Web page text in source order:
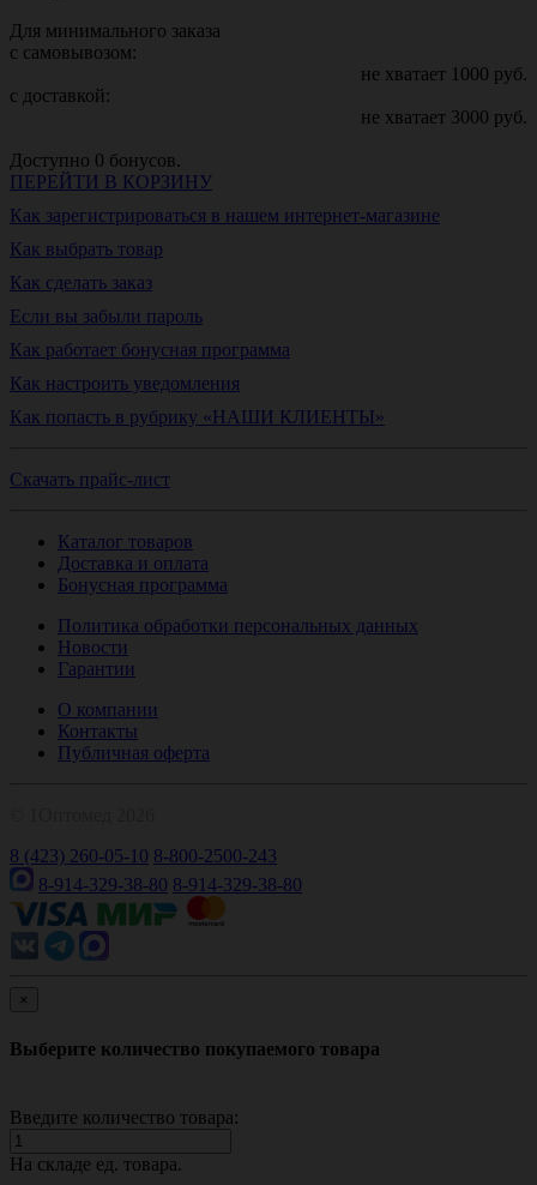
Для минимального заказа
с самовывозом:
не хватает 1000 руб.
с доставкой:
не хватает 3000 руб.
Доступно 0 бонусов.
ПЕРЕЙТИ В КОРЗИНУ
Как зарегистрироваться в нашем интернет-магазине
Как выбрать товар
Как сделать заказ
Если вы забыли пароль
Как работает бонусная программа
Как настроить уведомления
Как попасть в рубрику «НАШИ КЛИЕНТЫ»
Скачать прайс-лист
Каталог товаров
Доставка и оплата
Бонусная программа
Политика обработки персональных данных
Новости
Гарантии
О компании
Контакты
Публичная оферта
8 (423) 260-05-10 8-800-2500-243
8-914-329-38-80 8-914-329-38-80
×
Выберите количество покупаемого товара
Введите количество товара:
На складе ед. товара.